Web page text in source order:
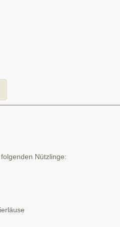
Nützlinge: